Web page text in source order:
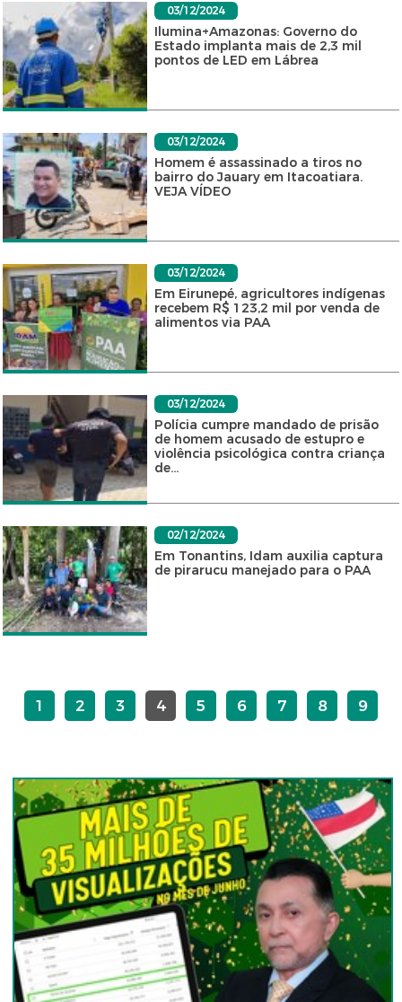
03/12/2024
Ilumina+Amazonas: Governo do
Estado implanta mais de 2,3 mil
pontos de LED em Lábrea
03/12/2024
Homem é assassinado a tiros no
bairro do Jauary em Itacoatiara.
VEJA VÍDEO
03/12/2024
Em Eirunepé, agricultores indígenas
recebem R$ 123,2 mil por venda de
alimentos via PAA
03/12/2024
Polícia cumpre mandado de prisão
de homem acusado de estupro e
violência psicológica contra criança
de...
02/12/2024
Em Tonantins, Idam auxilia captura
de pirarucu manejado para o PAA
1 2 3 4 5 6 7 8 9